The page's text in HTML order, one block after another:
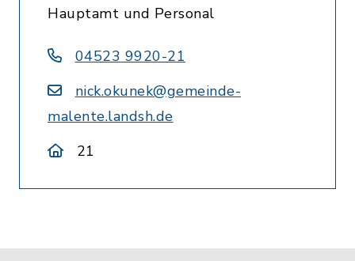
Hauptamt und Personal
04523 9920-21
nick.okunek@gemeinde-
malente.landsh.de
21